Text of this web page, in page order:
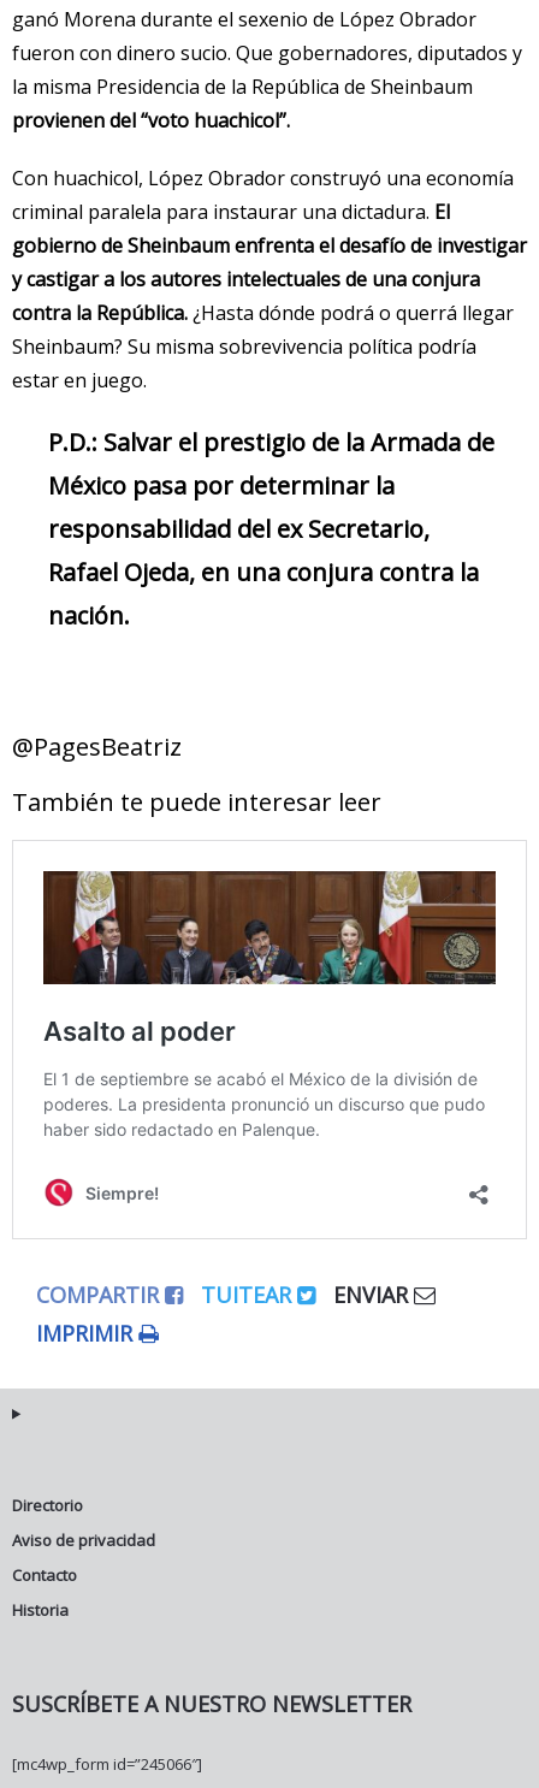
ganó Morena durante el sexenio de López Obrador
fueron con dinero sucio. Que gobernadores, diputados y
la misma Presidencia de la República de Sheinbaum
provienen del “voto huachicol”.
Con huachicol, López Obrador construyó una economía
criminal paralela para instaurar una dictadura. El
gobierno de Sheinbaum enfrenta el desafío de investigar
y castigar a los autores intelectuales de una conjura
contra la República.¿Hasta dónde podrá o querrá llegar
Sheinbaum? Su misma sobrevivencia política podría
estar en juego.
P.D.: Salvar el prestigio de la Armada de
México pasa por determinar la
responsabilidad del ex Secretario,
Rafael Ojeda, en una conjura contra la
nación.
@PagesBeatriz
También te puede interesar leer
COMPARTIR TUITEAR
ENVIAR
IMPRIMIR
Directorio
Aviso de privacidad
Contacto
Historia
SUSCRÍBETE A NUESTRO NEWSLETTER
[mc4wp_form id=”245066″]